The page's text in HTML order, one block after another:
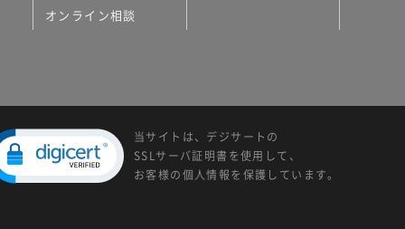
オンライン相談
当サイトは、デジサートの
SSLサーバ証明書を使用して、
お客様の個人情報を保護しています。